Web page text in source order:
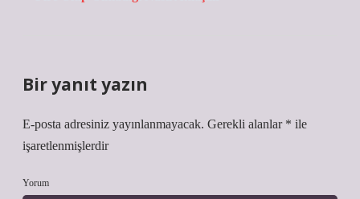
Bir yanıt yazın
E-posta adresiniz yayınlanmayacak. Gerekli alanlar * ile
işaretlenmişlerdir
Yorum